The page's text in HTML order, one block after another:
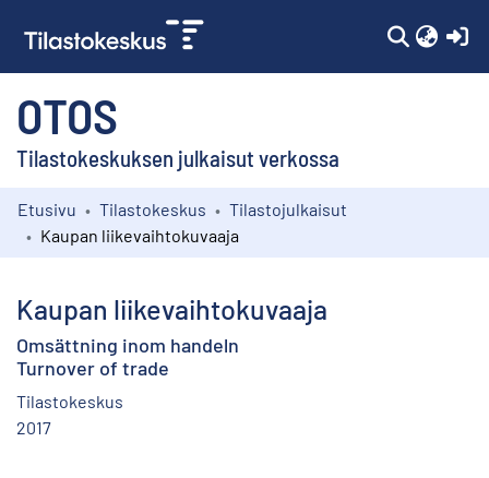
OTOS
Tilastokeskuksen julkaisut verkossa
Kokoelmat
Etusivu Tilastokeskus
Tilastojulkaisut
Kaupan liikevaihtokuvaaja
Kaupan liikevaihtokuvaaja
Omsättning inom handeln
Turnover of trade
Tilastokeskus
2017